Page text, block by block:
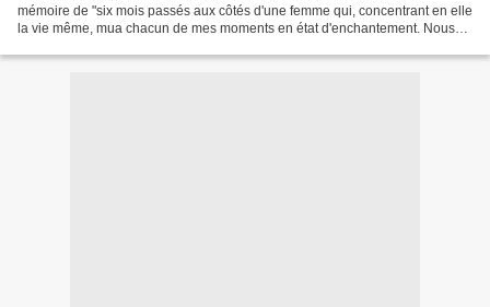
mémoire de "six mois passés aux côtés d'une femme qui, concentrant en elle
la vie même, mua chacun de mes moments en état d'enchantement. Nous